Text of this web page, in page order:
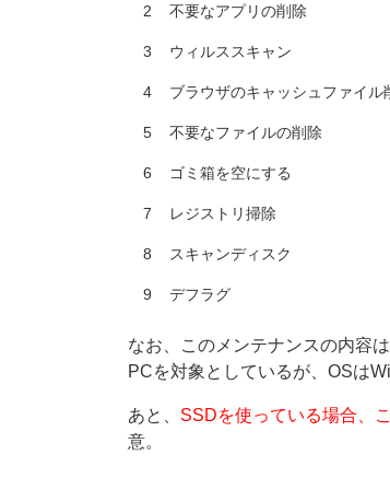
2 不要なアプリの削除
3 ウィルススキャン
4 ブラウザのキャッシュファイル
5 不要なファイルの削除
6 ゴミ箱を空にする
7 レジストリ掃除
8 スキャンディスク
9 デフラグ
なお、このメンテナンスの内容
PCを対象としているが、OSは
あと、 SSDを使っている場合、
意。